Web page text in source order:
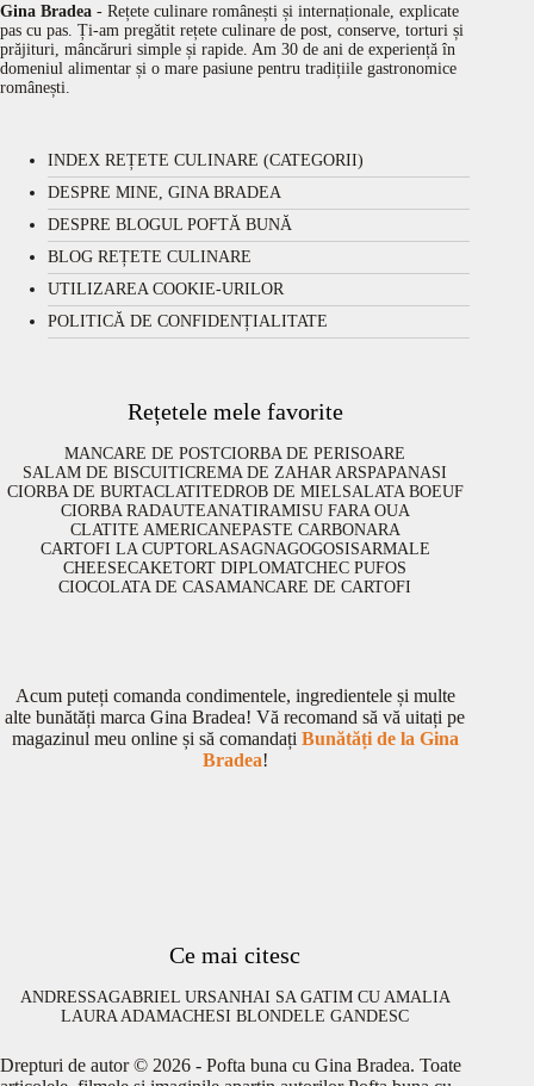
Gina Bradea - Rețete culinare românești și internaționale, explicate
pas cu pas. Ți-am pregătit rețete culinare de post, conserve, torturi și
prăjituri, mâncăruri simple și rapide. Am 30 de ani de experiență în
domeniul alimentar și o mare pasiune pentru tradițiile gastronomice
românești.
INDEX REȚETE CULINARE (CATEGORII)
DESPRE MINE, GINA BRADEA
DESPRE BLOGUL POFTĂ BUNĂ
BLOG REȚETE CULINARE
UTILIZAREA COOKIE-URILOR
POLITICĂ DE CONFIDENȚIALITATE
Rețetele mele favorite
MANCARE DE POSTCIORBA DE PERISOARE
SALAM DE BISCUITICREMA DE ZAHAR ARSPAPANASI
CIORBA DE BURTACLATITEDROB DE MIELSALATA BOEUF
CIORBA RADAUTEANATIRAMISU FARA OUA
CLATITE AMERICANEPASTE CARBONARA
CARTOFI LA CUPTORLASAGNAGOGOSISARMALE
CHEESECAKETORT DIPLOMATCHEC PUFOS
CIOCOLATA DE CASAMANCARE DE CARTOFI
Acum puteți comanda condimentele, ingredientele și multe
alte bunătăți marca Gina Bradea! Vă recomand să vă uitați pe
magazinul meu online și să comandați Bunătăți de la Gina
Bradea!
Ce mai citesc
ANDRESSAGABRIEL URSANHAI SA GATIM CU AMALIA
LAURA ADAMACHESI BLONDELE GANDESC
Drepturi de autor © 2026 - Pofta buna cu Gina Bradea. Toate